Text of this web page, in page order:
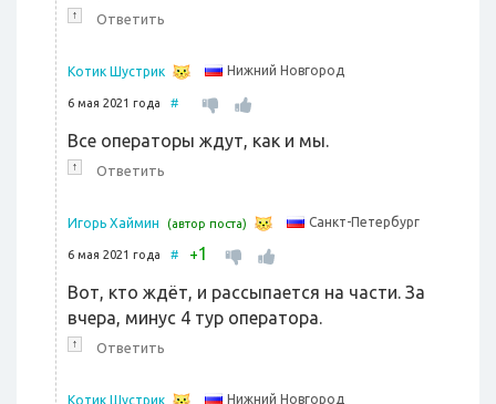
↑ Ответить
Котик Шустрик Нижний Новгород
6 мая 2021 года #
Все операторы ждут, как и мы.
↑ Ответить
Игорь Хаймин (автор поста) Санкт-Петербург
6 мая 2021 года # +1
Вот, кто ждёт, и рассыпается на части. За
вчера, минус 4 тур оператора.
↑ Ответить
Котик Шустрик Нижний Новгород